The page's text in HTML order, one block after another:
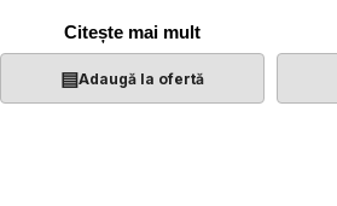
Citește mai mult
▤Adaugă la ofertă